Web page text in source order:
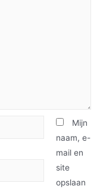
Mijn
naam, e-
mail en
site
opslaan